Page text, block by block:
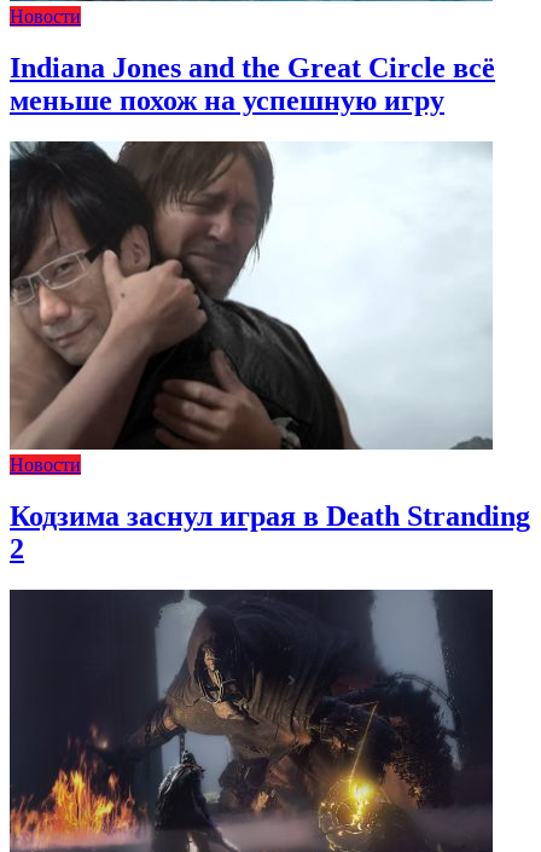
Новости
Indiana Jones and the Great Circle всё
меньше похож на успешную игру
Новости
Кодзима заснул играя в Death Stranding
2